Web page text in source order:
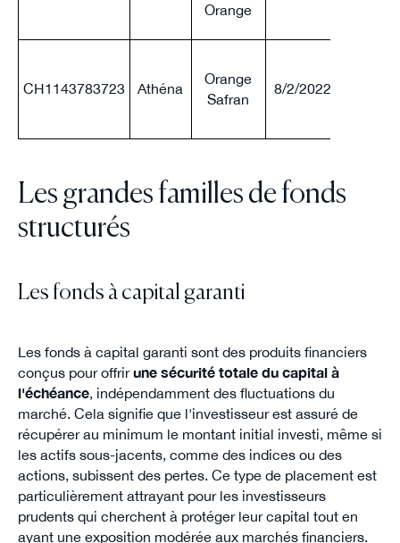
Orange
CH1143783723 Athéna
Orange
Safran
8/2/2022
Les grandes familles de fonds
structurés
Les fonds à capital garanti
Les fonds à capital garanti sont des produits financiers
conçus pour offrirune sécurité totale du capital à
l'échéance, indépendamment des fluctuations du
marché. Cela signifie que l'investisseur est assuré de
récupérer au minimum le montant initial investi, même si
les actifs sous-jacents, comme des indices ou des
actions, subissent des pertes. Ce type de placement est
particulièrement attrayant pour les investisseurs
prudents qui cherchent à protéger leur capital tout en
ayant une exposition modérée aux marchés financiers.